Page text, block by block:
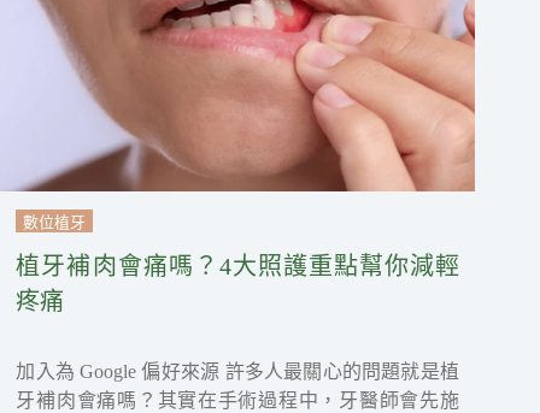
數位植牙
植牙補肉會痛嗎？4大照護重點幫你減輕
疼痛
加入為 Google 偏好來源 許多人最關心的問題就是植
牙補肉會痛嗎？其實在手術過程中，牙醫師會先施